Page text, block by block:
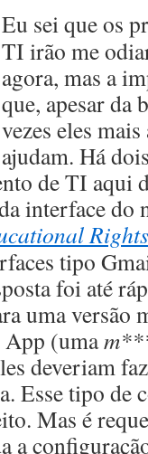
Eu sei que os
TI irão me
agora, mas a
que, apesar da
vezes eles
ajudam. Há
de TI aqui
interface do
tipo
foi até
uma versão
(uma
deveriam
Esse tipo de
Mas é
a